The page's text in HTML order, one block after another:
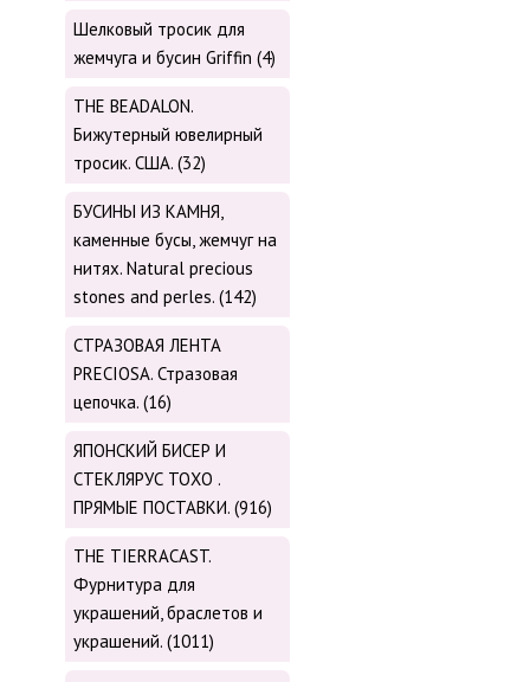
Шелковый тросик для
жемчуга и бусин Griffin (4)
THE BEADALON.
Бижутерный ювелирный
тросик. США. (32)
БУСИНЫ ИЗ КАМНЯ,
каменные бусы, жемчуг на
нитях. Natural precious
stones and perles. (142)
СТРАЗОВАЯ ЛЕНТА
PRECIOSA. Стразовая
цепочка. (16)
ЯПОНСКИЙ БИСЕР И
СТЕКЛЯРУС TOХО .
ПРЯМЫЕ ПОСТАВКИ. (916)
THE TIERRACAST.
Фурнитура для
украшений, браслетов и
украшений. (1011)